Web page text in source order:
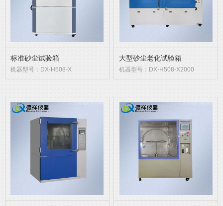
标准砂尘试验箱
机器型号：DX-H508-X
大型砂尘老化试验箱
机器型号：DX-H508-X2000